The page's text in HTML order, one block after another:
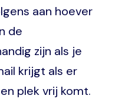
aan hoever
de
zijn als je
krijgt als er
plek vrij komt.